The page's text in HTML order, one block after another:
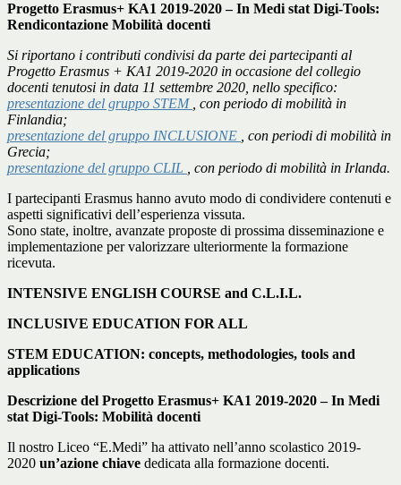
Progetto Erasmus+ KA1 2019-2020 –In Medi stat Digi-Tools:
Rendicontazione Mobilità docenti
Si riportano i contributi condivisi da parte dei partecipanti al
Progetto Erasmus + KA1 2019-2020 in occasione del collegio
docenti tenutosi in data 11 settembre 2020 , nello specifico:
presentazione del gruppo STEM
, con periodo di mobilità in
Finlandia;
presentazione del gruppo INCLUSIONE
, con periodi di mobilità in
Grecia;
presentazione del gruppo CLIL
, con periodo di mobilità in Irlanda.
I partecipanti Erasmus hanno avuto modo di condividere contenuti e
aspetti significativi dell’esperienza vissuta.
Sono state, inoltre, avanzate proposte di prossima disseminazione e
implementazione per valorizzare ulteriormente la formazione
ricevuta.
INTENSIVE ENGLISH COURSE and C.L.I.L.
INCLUSIVE EDUCATION FOR ALL
STEM EDUCATION: concepts, methodologies, tools and
applications
Descrizione del Progetto Erasmus+ KA1 2019-2020 –In Medi
stat Digi-Tools: Mobilità docenti
Il nostro Liceo “E.Medi” ha attivato nell’anno scolastico 2019-
2020 un’azione chiave dedicata alla formazione docenti.